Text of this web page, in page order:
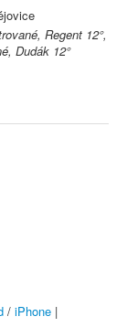
Regent 12°,
Dudák 12°
/ iPhone |